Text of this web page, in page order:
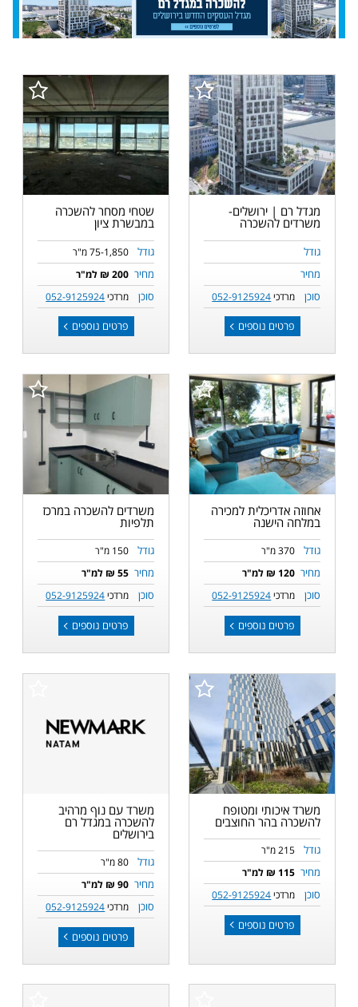
מגדל רם | ירושלים-
משרדים להשכרה
גודל
מחיר
סוכן
מרדכי052-9125924
פרטים נוספים
שטחי מסחר להשכרה
במבשרת ציון
גודל 75-1,850 מ"ר
מחיר 200 ₪ למ"ר
סוכן מרדכי052-9125924
פרטים נוספים
אחוזה אדריכלית למכירה
במלחה הישנה
גודל 370 מ"ר
מחיר 120 ₪ למ"ר
סוכן מרדכי052-9125924
פרטים נוספים
משרדים להשכרה במרכז
תלפיות
גודל 150 מ"ר
מחיר 55 ₪ למ"ר
סוכן מרדכי052-9125924
פרטים נוספים
משרד איכותי ומטופח
להשכרה בהר החוצבים
גודל 215 מ"ר
מחיר 115 ₪ למ"ר
סוכן מרדכי052-9125924
פרטים נוספים
משרד עם נוף מרהיב
להשכרה במגדל רם
בירושלים
גודל 80 מ"ר
מחיר 90 ₪ למ"ר
סוכן מרדכי052-9125924
פרטים נוספים